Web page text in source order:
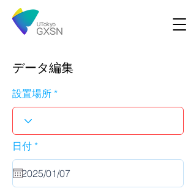
データ編集
設置場所
日付 *r
u
i